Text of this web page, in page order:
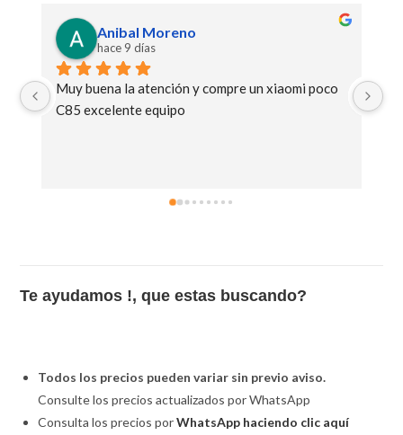
Victoria Bogetto
hace 10 días
Genial la atención y los productos
Te ayudamos !, que estas buscando?
Todos los precios pueden variar sin previo aviso.
Consulte los precios actualizados por WhatsApp
Consulta los precios porWhatsApp haciendo clic aquí